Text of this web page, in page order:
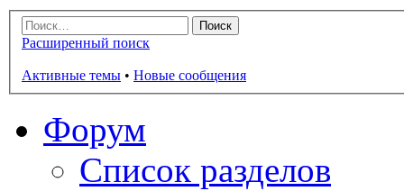
Расширенный поиск
Активные темы • Новые сообщения
Форум
Список разделов